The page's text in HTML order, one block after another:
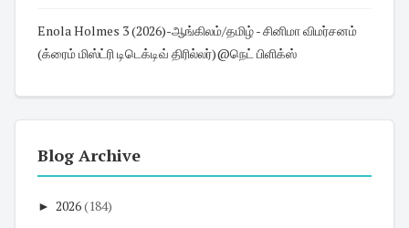
Enola Holmes 3 (2026)-ஆங்கிலம்/தமிழ் - சினிமா விமர்சனம்
(க்ரைம் மிஸ்ட்ரி டிடெக்டிவ் திரில்லர்)@நெட் பிளிக்ஸ்
Blog Archive
► 2026(184)